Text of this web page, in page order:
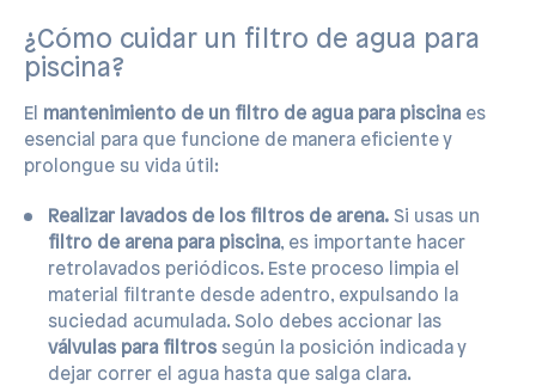
¿Cómo cuidar un filtro de agua para
piscina?
El mantenimiento de un filtro de agua para piscina es
esencial para que funcione de manera eficiente y
prolongue su vida útil:
Realizar lavados de los filtros de arena. Si usas un
filtro de arena para piscina, es importante hacer
retrolavados periódicos. Este proceso limpia el
material filtrante desde adentro, expulsando la
suciedad acumulada. Solo debes accionar las
válvulas para filtros según la posición indicada y
dejar correr el agua hasta que salga clara.